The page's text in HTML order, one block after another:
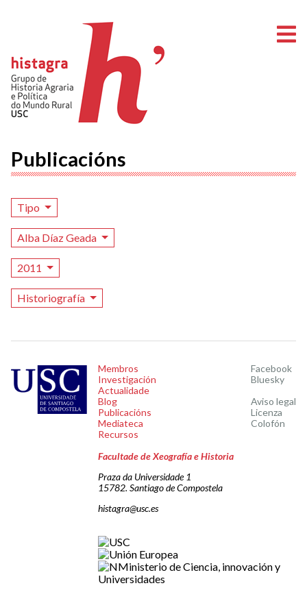
Publicacións
Tipo
Alba Díaz Geada
2011
Historiografía
Membros
Investigación
Actualidade
Blog
Publicacións
Mediateca
Recursos
Facebook
Bluesky
Aviso legal
Licenza
Colofón
Facultade de Xeografía e Historia
Praza da Universidade 1
15782. Santiago de Compostela
histagra@usc.es